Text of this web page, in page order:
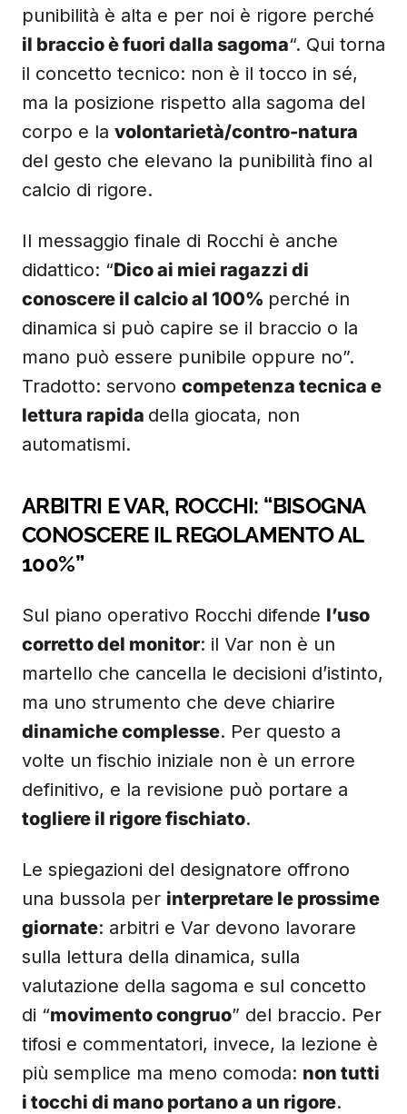
punibilità è alta e per noi è rigore perché
il braccio è fuori dalla sagoma“. Qui torna
il concetto tecnico: non è il tocco in sé,
ma la posizione rispetto alla sagoma del
corpo e la volontarietà/contro-natura
del gesto che elevano la punibilità fino al
calcio di rigore.
Il messaggio finale di Rocchi è anche
didattico: “Dico ai miei ragazzi di
conoscere il calcio al 100% perché in
dinamica si può capire se il braccio o la
mano può essere punibile oppure no”.
Tradotto: servono competenza tecnica e
lettura rapida della giocata, non
automatismi.
ARBITRI E VAR, ROCCHI: “BISOGNA
CONOSCERE IL REGOLAMENTO AL
100%”
Sul piano operativo Rocchi difende l’uso
corretto del monitor: il Var non è un
martello che cancella le decisioni d’istinto,
ma uno strumento che deve chiarire
dinamiche complesse. Per questo a
volte un fischio iniziale non è un errore
definitivo, e la revisione può portare a
togliere il rigore fischiato.
Le spiegazioni del designatore offrono
una bussola per interpretare le prossime
giornate: arbitri e Var devono lavorare
sulla lettura della dinamica, sulla
valutazione della sagoma e sul concetto
di “movimento congruo” del braccio. Per
tifosi e commentatori, invece, la lezione è
più semplice ma meno comoda: non tutti
i tocchi di mano portano a un rigore.